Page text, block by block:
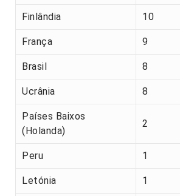
Finlândia 10
França 9
Brasil 8
Ucrânia 8
Países Baixos
(Holanda)
2
Peru 1
Letónia 1